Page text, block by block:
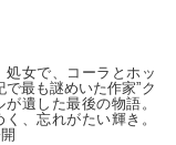
⼥で、コーラとホッ
で最も謎めいた作家”ク
遺した最後の物語。
、忘れがたい輝き。